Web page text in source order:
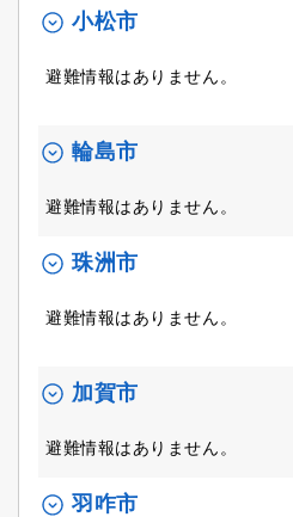
小松市
避難情報はありません。
輪島市
避難情報はありません。
珠洲市
避難情報はありません。
加賀市
避難情報はありません。
羽咋市